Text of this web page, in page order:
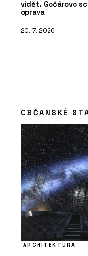
vidět. Gočárovo
oprava
20. 7. 2026
OBČANSKÉ
ARCHITEKTURA